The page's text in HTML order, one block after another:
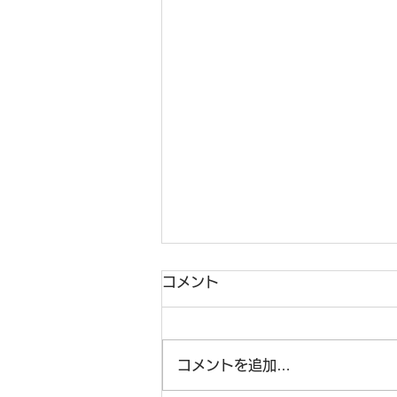
ヨーヨー制作
コメント
コメントを追加…